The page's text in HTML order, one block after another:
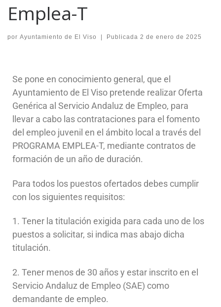
Emplea-T
por Ayuntamiento de El Viso | Publicada 2 de enero de 2025
Se pone en conocimiento general, que el
Ayuntamiento de El Viso pretende realizar Oferta
Genérica al Servicio Andaluz de Empleo, para
llevar a cabo las contrataciones para el fomento
del empleo juvenil en el ámbito local a través del
PROGRAMA EMPLEA-T, mediante contratos de
formación de un año de duración.
Para todos los puestos ofertados debes cumplir
con los siguientes requisitos:
1. Tener la titulación exigida para cada uno de los
puestos a solicitar, si indica mas abajo dicha
titulación.
2. Tener menos de 30 años y estar inscrito en el
Servicio Andaluz de Empleo (SAE) como
demandante de empleo.